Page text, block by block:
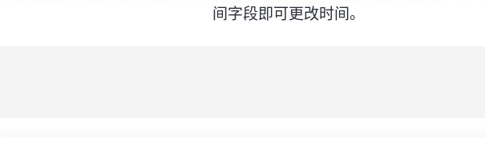
间字段即可更改时间。